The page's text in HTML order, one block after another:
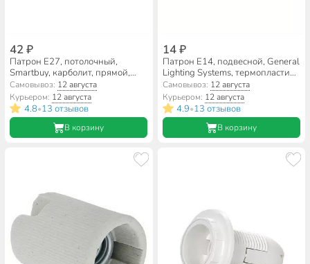
42 ₽
Патрон E27, потолочный,
Smartbuy, карболит, прямой,
черный, SBE-LHB-c-E27
Самовывоз: 12 августа
Курьером: 12 августа
4.8•13 отзывов
В корзину
14 ₽
Патрон E14, подвесной, General
Lighting Systems, термопластик,
без кольца, белый, 474011
Самовывоз: 12 августа
Курьером: 12 августа
4.9•13 отзывов
В корзину